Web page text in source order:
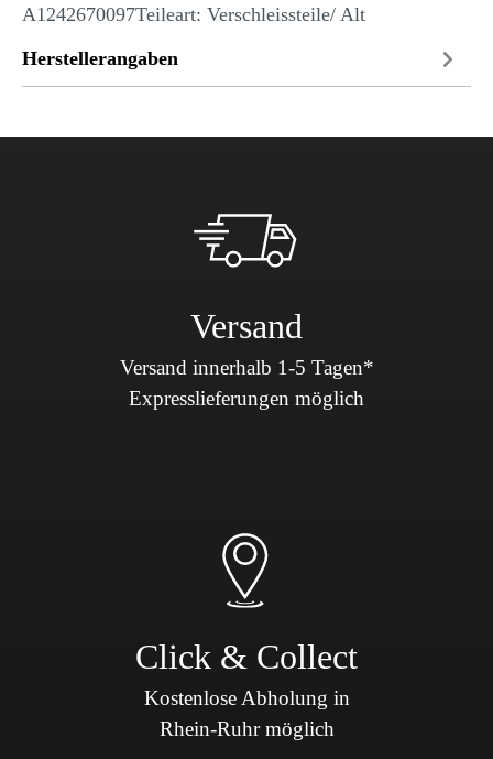
A1242670097Teileart: Verschleissteile/ Alt
Herstellerangaben
Versand
Versand innerhalb 1-5 Tagen*
Expresslieferungen möglich
Click & Collect
Kostenlose Abholung in
Rhein-Ruhr möglich